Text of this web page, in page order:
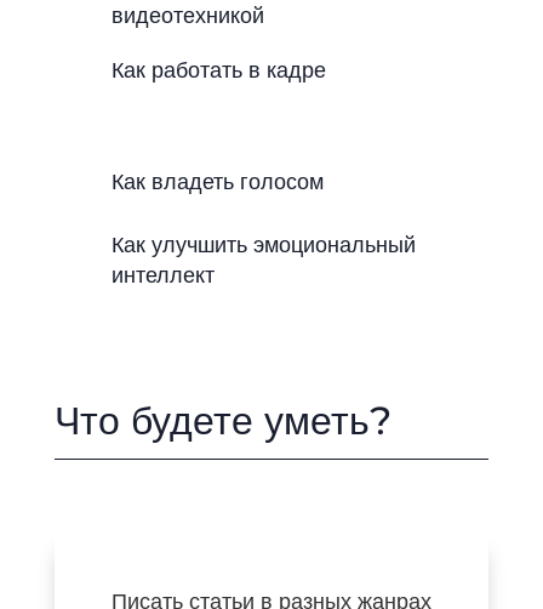
видеотехникой
Как работать в кадре
Как владеть голосом
Как улучшить эмоциональный
интеллект
Что будете уметь?
Писать статьи в разных жанрах